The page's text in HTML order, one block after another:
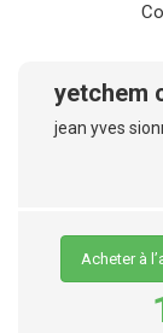
yetchem
jean yves
Acheter à